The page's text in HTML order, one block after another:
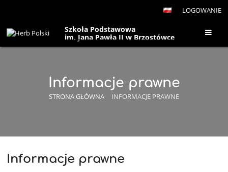
LOGOWANIE
Szkoła Podstawowa
im. Jana Pawła II w Brzostówce
Informacje prawne
STRONA GŁÓWNA INFORMACJE PRAWNE
Informacje
Informacje prawne